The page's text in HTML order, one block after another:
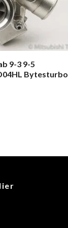
9-3 9-5
Bytesturbo